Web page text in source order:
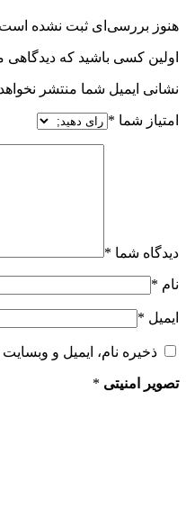
هنوز بررسی‌ای ثبت نشده
اولین کسی باشید که دیدگاهی می
نشانی ایمیل شما منتشر
امتیاز شما *
دیدگاه شما *
نام *
ایمیل *
ذخیره نام، ایمیل و
تصویر امنیتی *